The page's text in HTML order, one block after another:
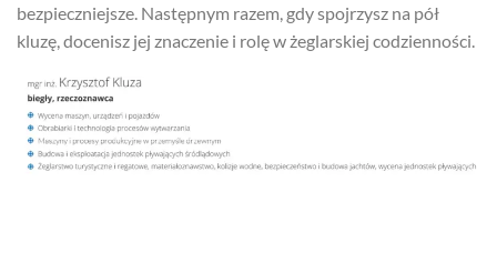
bezpieczniejsze. Następnym razem, gdy spojrzysz na pół
kluzę, docenisz jej znaczenie i rolę w żeglarskiej codzienności.